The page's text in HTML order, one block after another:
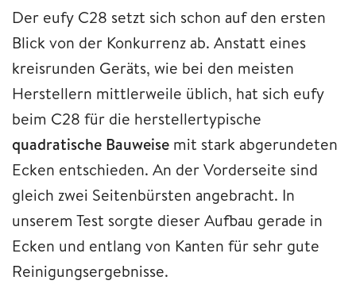
Der eufy C28 setzt sich schon auf den ersten
Blick von der Konkurrenz ab. Anstatt eines
kreisrunden Geräts, wie bei den meisten
Herstellern mittlerweile üblich, hat sich eufy
beim C28 für die herstellertypische
quadratische Bauweise mit stark abgerundeten
Ecken entschieden. An der Vorderseite sind
gleich zwei Seitenbürsten angebracht. In
unserem Test sorgte dieser Aufbau gerade in
Ecken und entlang von Kanten für sehr gute
Reinigungsergebnisse.